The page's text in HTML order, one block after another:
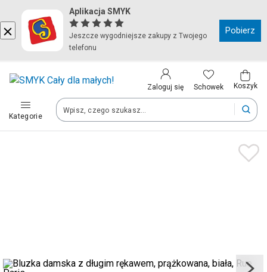
Aplikacja SMYK
Jeszcze wygodniejsze zakupy z Twojego
telefonu
Pobierz
Zaloguj się Schowek Koszyk
Kategorie
Kraj i język
Polska (Poland)
Twoje zamówienia dostarczymy na teren wybranego kraju.
Zapisz